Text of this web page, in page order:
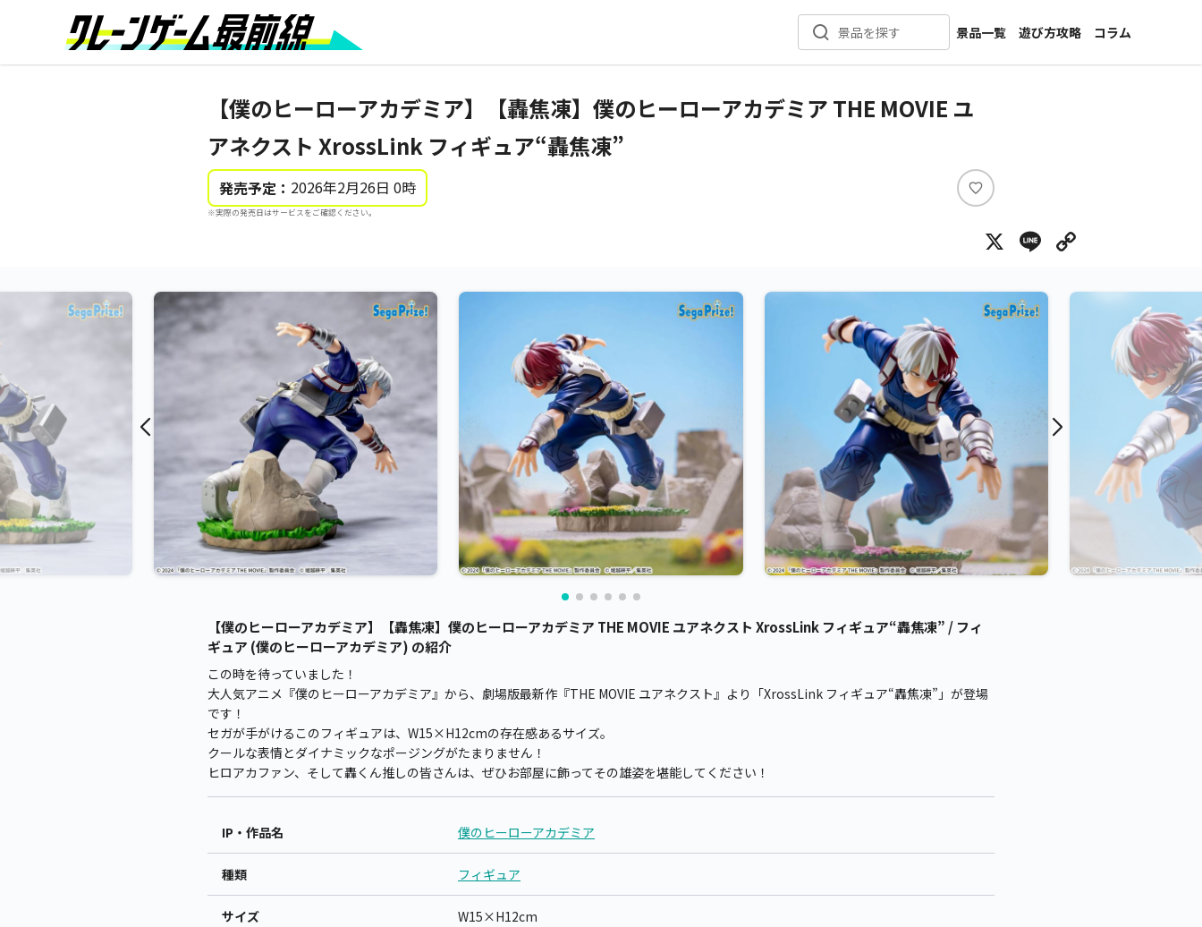
景品を探す
景品一覧
新着景品
遊び方攻略
コラム
インタビュー
【僕のヒーローアカデミア】【轟焦凍】僕のヒーローアカデミア THE MOVIE ユ
アネクスト XrossLink フィギュア“轟焦凍”
発売予定： 2026年2月26日 0時
※実際の発売日はサービスをご確認ください。
い
ね
X Line
【僕のヒーローアカデミア】【轟焦凍】僕のヒーローアカデミア THE MOVIE ユアネクスト XrossLink フィギュア“轟焦凍” / フィ
ギュア (僕のヒーローアカデミア) の紹介
この時を待っていました！
大人気アニメ『僕のヒーローアカデミア』から、劇場版最新作『THE MOVIE ユアネクスト』より「XrossLink フィギュア“轟焦凍”」が登場
です！
セガが手がけるこのフィギュアは、W15×H12cmの存在感あるサイズ。
クールな表情とダイナミックなポージングがたまりません！
ヒロアカファン、そして轟くん推しの皆さんは、ぜひお部屋に飾ってその雄姿を堪能してください！
IP・作品名 僕のヒーローアカデミア
種類 フィギュア
サイズ W15×H12cm